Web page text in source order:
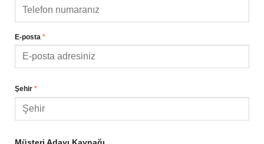
E-posta *
Şehir *